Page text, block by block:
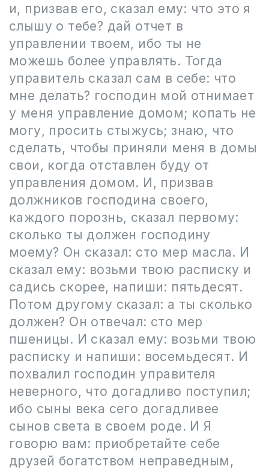
и, призвав его, сказал ему: что это я
слышу о тебе? дай отчет в
управлении твоем, ибо ты не
можешь более управлять. Тогда
управитель сказал сам в себе: что
мне делать? господин мой отнимает
у меня управление домом; копать не
могу, просить стыжусь; знаю, что
сделать, чтобы приняли меня в домы
свои, когда отставлен буду от
управления домом. И, призвав
должников господина своего,
каждого порознь, сказал первому:
сколько ты должен господину
моему? Он сказал: сто мер масла. И
сказал ему: возьми твою расписку и
садись скорее, напиши: пятьдесят.
Потом другому сказал: а ты сколько
должен? Он отвечал: сто мер
пшеницы. И сказал ему: возьми твою
расписку и напиши: восемьдесят. И
похвалил господин управителя
неверного, что догадливо поступил;
ибо сыны века сего догадливее
сынов света в своем роде. И Я
говорю вам: приобретайте себе
друзей богатством неправедным,